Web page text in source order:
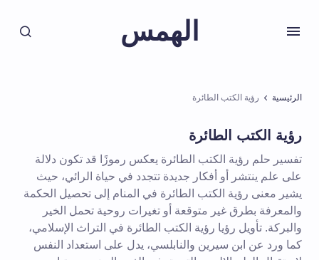
الهمس
الرئيسية رؤية الكتب الطائرة
رؤية الكتب الطائرة
تفسير حلم رؤية الكتب الطائرة يعكس رموزًا قد تكون دلالة
على علم ينتشر أو أفكار جديدة تتجدد في حياة الرائي، حيث
يشير معنى رؤية الكتب الطائرة في المنام إلى تحصيل الحكمة
والمعرفة بطرق غير متوقعة أو تغيرات روحية تحمل الخير
والبركة. تأويل رؤيا رؤية الكتب الطائرة في التراث الإسلامي،
كما ورد عن ابن سيرين والنابلسي، يدل على استعداد النفس